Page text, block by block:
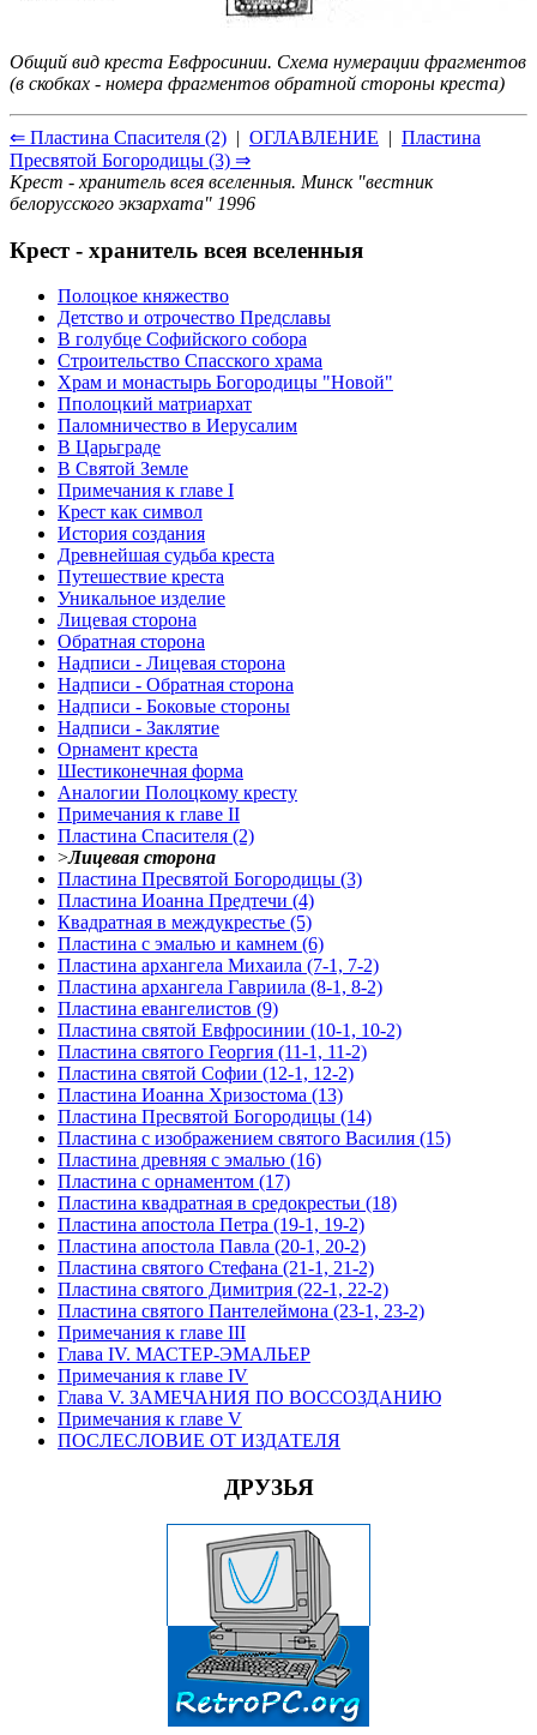
Общий вид креста Евфросинии. Схема нумерации фрагментов
(в скобках - номера фрагментов обратной стороны креста)
⇐ Пластина Спасителя (2) | ОГЛАВЛЕНИЕ | Пластина
Пресвятой Богородицы (3) ⇒
Крест - хранитель всея вселенныя. Минск "вестник
белорусского экзархата" 1996
Крест - хранитель всея вселенныя
Полоцкое княжество
Детство и отрочество Предславы
В голубце Софийского собора
Строительство Спасского храма
Храм и монастырь Богородицы "Новой"
Пполоцкий матриархат
Паломничество в Иерусалим
В Царьграде
В Святой Земле
Примечания к главе I
Крест как символ
История создания
Древнейшая судьба креста
Путешествие креста
Уникальное изделие
Лицевая сторона
Обратная сторона
Надписи - Лицевая сторона
Надписи - Обратная сторона
Надписи - Боковые стороны
Надписи - Заклятие
Орнамент креста
Шестиконечная форма
Аналогии Полоцкому кресту
Примечания к главе II
Пластина Спасителя (2)
>Лицевая сторона
Пластина Пресвятой Богородицы (3)
Пластина Иоанна Предтечи (4)
Квадратная в междукрестье (5)
Пластина с эмалью и камнем (6)
Пластина архангела Михаила (7-1, 7-2)
Пластина архангела Гавриила (8-1, 8-2)
Пластина евангелистов (9)
Пластина святой Евфросинии (10-1, 10-2)
Пластина святого Георгия (11-1, 11-2)
Пластина святой Софии (12-1, 12-2)
Пластина Иоанна Хризостома (13)
Пластина Пресвятой Богородицы (14)
Пластина с изображением святого Василия (15)
Пластина древняя с эмалью (16)
Пластина с орнаментом (17)
Пластина квадратная в средокрестьи (18)
Пластина апостола Петра (19-1, 19-2)
Пластина апостола Павла (20-1, 20-2)
Пластина святого Стефана (21-1, 21-2)
Пластина святого Димитрия (22-1, 22-2)
Пластина святого Пантелеймона (23-1, 23-2)
Примечания к главе III
Глава IV. МАСТЕР-ЭМАЛЬЕР
Примечания к главе IV
Глава V. ЗАМЕЧАНИЯ ПО ВОССОЗДАНИЮ
Примечания к главе V
ПОСЛЕСЛОВИЕ ОТ ИЗДАТЕЛЯ
ДРУЗЬЯ